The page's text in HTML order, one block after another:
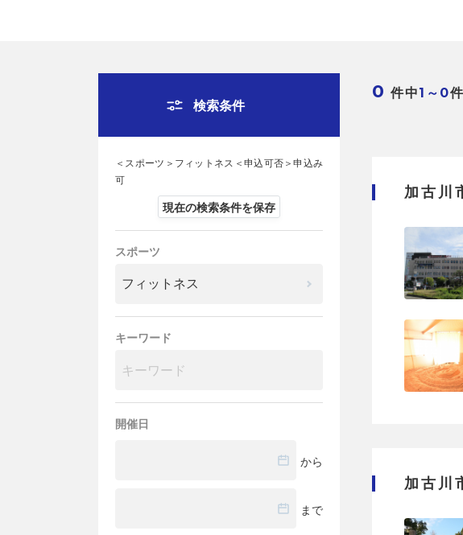
0 件中1～0
加古川
加古川
検索条件
＜スポーツ＞フィットネス＜申込可否＞申込み
可
現在の検索条件を保存
スポーツ
キーワード
開催日
から
まで